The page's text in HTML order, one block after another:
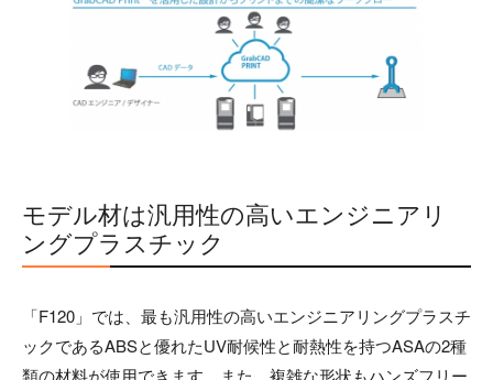
モデル材は汎用性の高いエンジニアリ
ングプラスチック
「F120」では、最も汎用性の高いエンジニアリングプラスチ
ックであるABSと優れたUV耐候性と耐熱性を持つASAの2種
類の材料が使用できます。また、複雑な形状もハンズフリー